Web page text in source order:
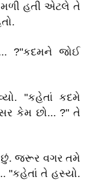
મળી હતી એટલે તે
?"કદમને જોઈ
"કહેતાં કદમે
કેમ છો... ?" તે
છું. જરૂર વગર તમે
"કહેતાં તે હસ્યો.